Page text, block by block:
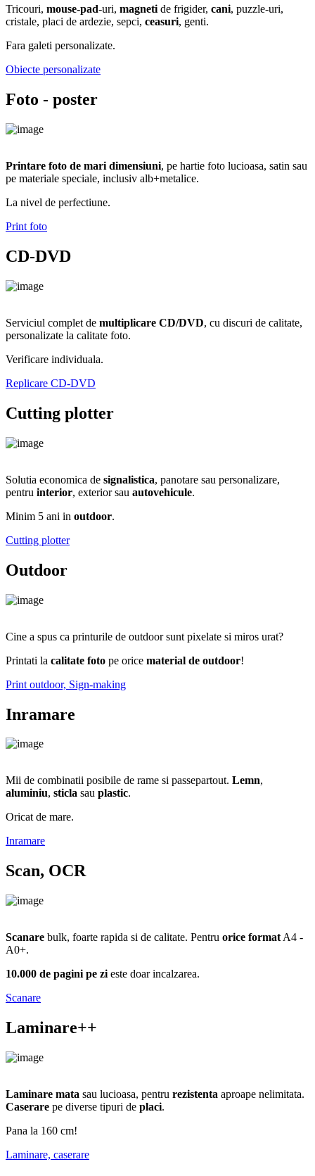
Tricouri, mouse-pad-uri, magnetide frigider, cani, puzzle-uri,
cristale, placi de ardezie, sepci, ceasuri, genti.
Fara galeti personalizate.
Obiecte personalizate
Foto - poster
Printare foto de mari dimensiuni, pe hartie foto lucioasa, satin sau
pe materiale speciale, inclusiv alb+metalice.
La nivel de perfectiune.
Print foto
CD-DVD
Serviciul complet de multiplicare CD/DVD, cu discuri de calitate,
personalizate la calitate foto.
Verificare individuala.
Replicare CD-DVD
Cutting plotter
Solutia economica de signalistica, panotare sau personalizare,
pentru interior, exterior sau autovehicule.
Minim 5 ani in outdoor.
Cutting plotter
Outdoor
Cine a spus ca printurile de outdoor sunt pixelate si miros urat?
Printati la calitate foto pe orice material de outdoor!
Print outdoor, Sign-making
Inramare
Mii de combinatii posibile de rame si passepartout. Lemn,
aluminiu, sticla sau plastic.
Oricat de mare.
Inramare
Scan, OCR
Scanare bulk, foarte rapida si de calitate. Pentru orice format A4 -
A0+.
10.000 de pagini pe zi este doar incalzarea.
Scanare
Laminare++
Laminare mata sau lucioasa, pentru rezistenta aproape nelimitata.
Caserare pe diverse tipuri de placi.
Pana la 160 cm!
Laminare, caserare